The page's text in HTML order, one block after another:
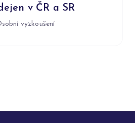
v ČR a SR
vyzkoušení